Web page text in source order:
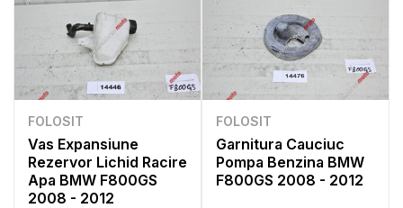
FOLOSIT
Vas Expansiune
Rezervor Lichid Racire
Apa BMW F800GS
2008 - 2012
FOLOSIT
Garnitura Cauciuc
Pompa Benzina BMW
F800GS 2008 - 2012